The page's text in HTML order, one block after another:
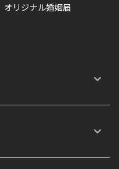
オリジナル婚姻届